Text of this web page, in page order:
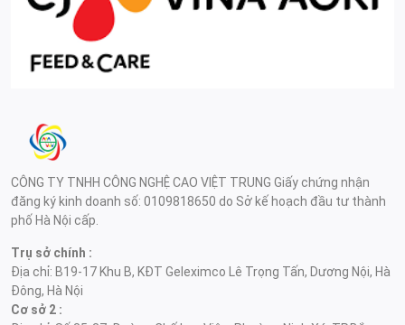
CÔNG TY TNHH CÔNG NGHỆ CAO VIỆT TRUNG Giấy chứng nhận
đăng ký kinh doanh số: 0109818650 do Sở kế hoạch đầu tư thành
phố Hà Nội cấp.
Trụ sở chính :
Địa chỉ: B19-17 Khu B, KĐT Geleximco Lê Trọng Tấn, Dương Nội, Hà
Đông, Hà Nội
Cơ sở 2 :